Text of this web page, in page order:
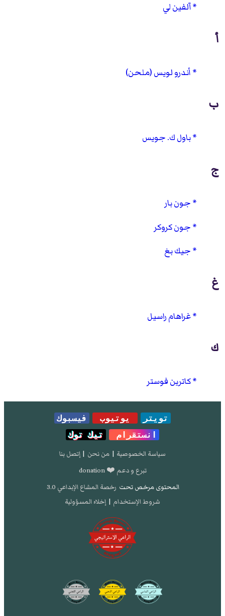
آلفين لي
أ
أندرو لويس (ملحن)
ب
باول ك. جويس
ج
جون بار
جون كروكر
جيك بغ
غ
غراهام راسيل
ك
كاترين فوستر
تويتر يوتيوب
فيسبوك
انستقرام
تيك توك
سياسة الخصوصية | من نحن | إتصل بنا
تبرع و دعم ❤️ donation
المحتوى مرخص تحت رخصة المشاع الإبداعي 3.0
شروط الإستخدام | إخلاء المسؤولية